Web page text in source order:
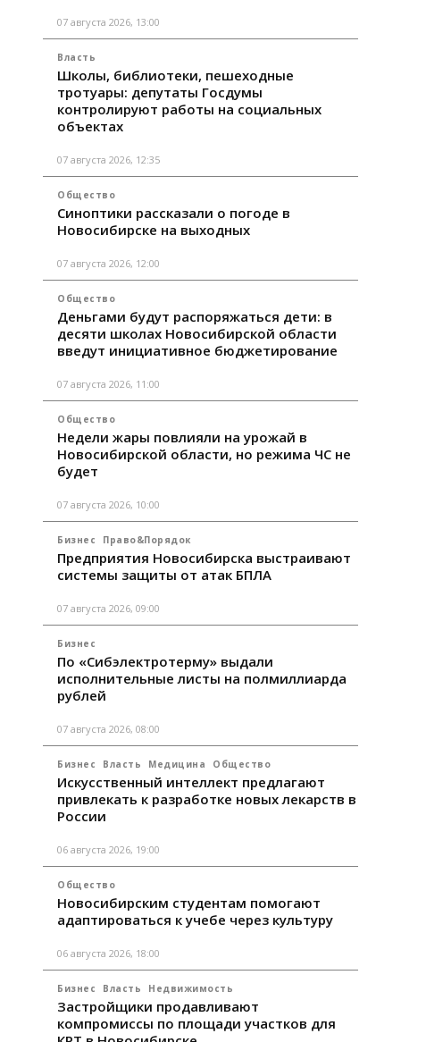
07 августа 2026, 13:00
Власть
Школы, библиотеки, пешеходные
тротуары: депутаты Госдумы
контролируют работы на социальных
объектах
07 августа 2026, 12:35
Общество
Синоптики рассказали о погоде в
Новосибирске на выходных
07 августа 2026, 12:00
Общество
Деньгами будут распоряжаться дети: в
десяти школах Новосибирской области
введут инициативное бюджетирование
07 августа 2026, 11:00
Общество
Недели жары повлияли на урожай в
Новосибирской области, но режима ЧС не
будет
07 августа 2026, 10:00
Бизнес Право&Порядок
Предприятия Новосибирска выстраивают
системы защиты от атак БПЛА
07 августа 2026, 09:00
Бизнес
По «Сибэлектротерму» выдали
исполнительные листы на полмиллиарда
рублей
07 августа 2026, 08:00
Бизнес Власть Медицина Общество
Искусственный интеллект предлагают
привлекать к разработке новых лекарств в
России
06 августа 2026, 19:00
Общество
Новосибирским студентам помогают
адаптироваться к учебе через культуру
06 августа 2026, 18:00
Бизнес Власть Недвижимость
Застройщики продавливают
компромиссы по площади участков для